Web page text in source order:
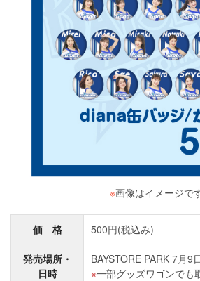
※画像はイメージで
価 格 500円(税込み)
発売場所・
日時
BAYSTORE PARK 7月9
一部グッズワゴンでも